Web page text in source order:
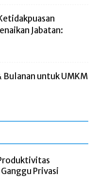
Jabatan:
Bulanan untuk UMKM
Privasi